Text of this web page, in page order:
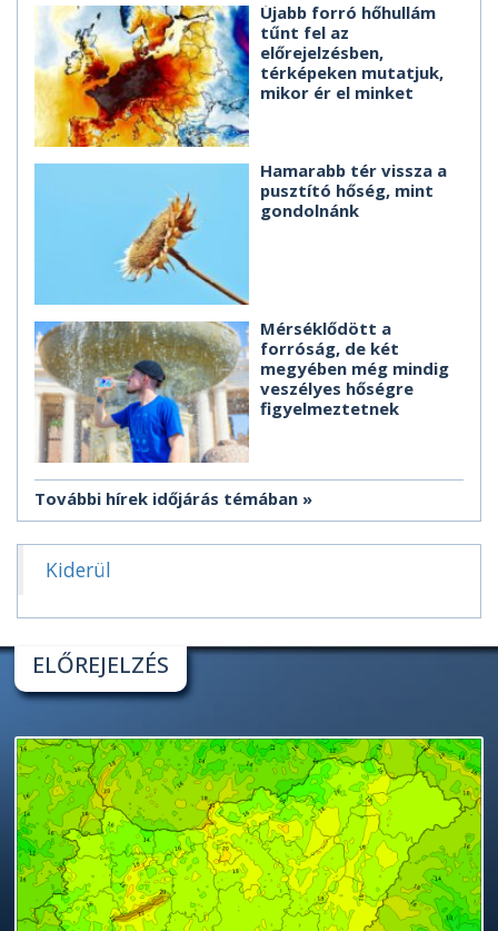
Újabb forró hőhullám
tűnt fel az
előrejelzésben,
térképeken mutatjuk,
mikor ér el minket
Hamarabb tér vissza a
pusztító hőség, mint
gondolnánk
Mérséklődött a
forróság, de két
megyében még mindig
veszélyes hőségre
figyelmeztetnek
További hírek időjárás témában
Kiderül
ELŐREJELZÉS